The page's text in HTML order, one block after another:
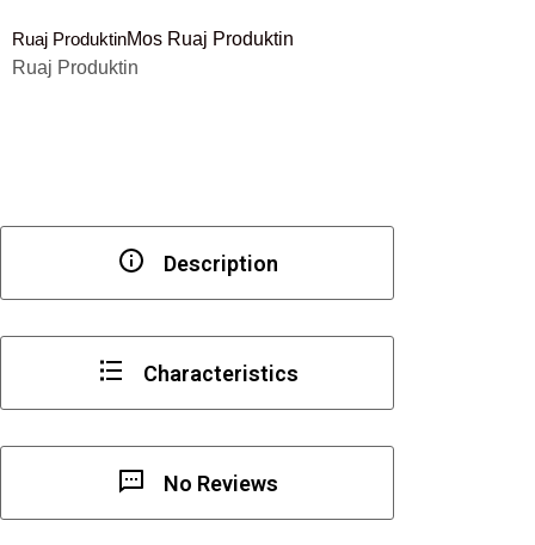
30
litra
Ruaj ProduktinMos Ruaj Produktin
Ruaj Produktin
Description
Characteristics
No Reviews